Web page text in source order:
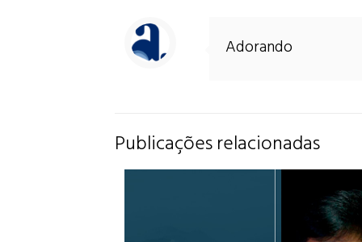
Adorando
Publicações relacionadas